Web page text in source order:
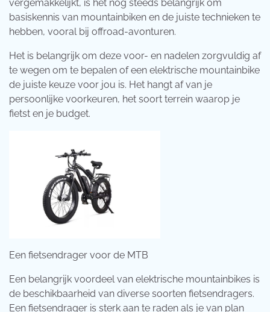
vergemakkelijkt, is het nog steeds belangrijk om
basiskennis van mountainbiken en de juiste technieken te
hebben, vooral bij offroad-avonturen.
Het is belangrijk om deze voor- en nadelen zorgvuldig af
te wegen om te bepalen of een elektrische mountainbike
de juiste keuze voor jou is. Het hangt af van je
persoonlijke voorkeuren, het soort terrein waarop je
fietst en je budget.
Een fietsendrager voor de MTB
Een belangrijk voordeel van elektrische mountainbikes is
de beschikbaarheid van diverse soorten fietsendragers.
Een fietsendrager is sterk aan te raden als je van plan